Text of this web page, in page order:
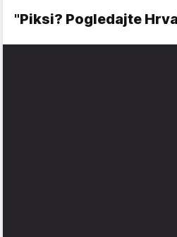
"Piksi? Pogledajte